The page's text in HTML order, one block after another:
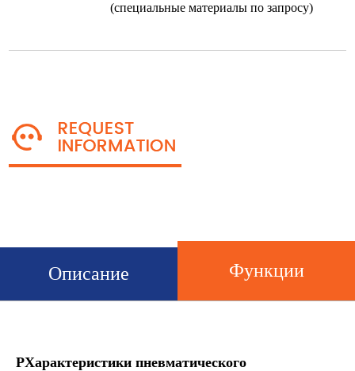
(специальные материалы по запросу)
Описание Функции
PХарактеристики пневматического